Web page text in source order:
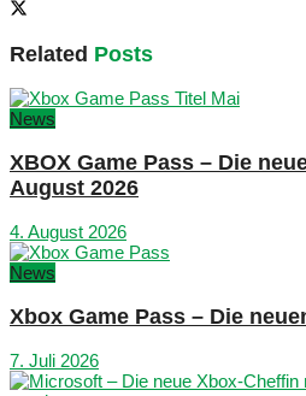
Related Posts
News
XBOX Game Pass – Die
August 2026
4. August 2026
News
Xbox Game Pass – Die
7. Juli 2026